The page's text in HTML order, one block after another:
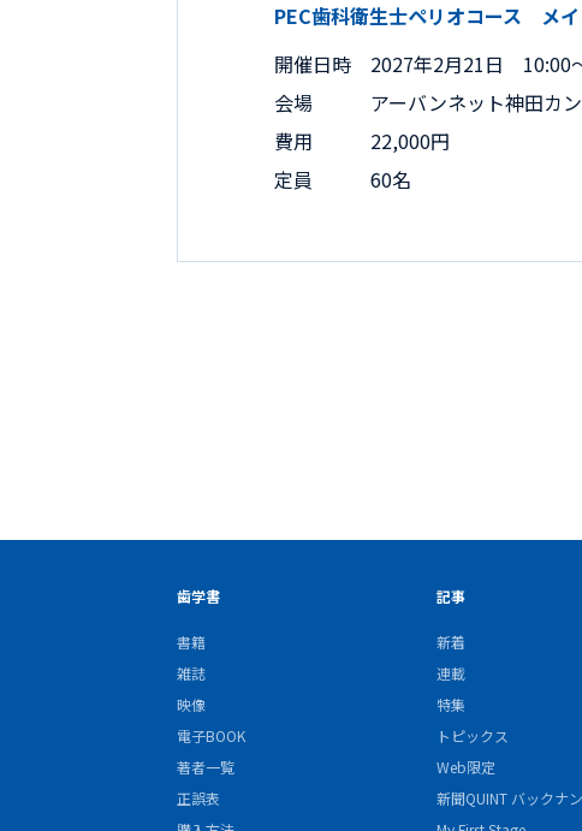
PEC歯科衛生士ペリオコース メ
開催日時
2027年2月21日 10:00
会場
アーバンネット神田カ
費用
22,000円
定員
60名
歯学書
書籍
雑誌
映像
電子BOOK
著者一覧
正誤表
記事
新着
連載
特集
トピックス
Web限定
新聞QUINT バックナ